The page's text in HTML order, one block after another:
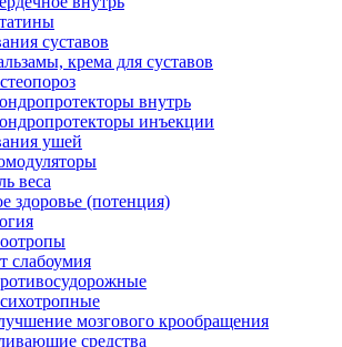
суставов
крема для суставов
внутрь
инъекции
ушей
веса
здоровье (потенция)
слабоумия
мозгового крообращения
средства